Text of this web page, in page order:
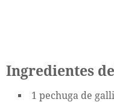
Ingredientes
1 pechuga de